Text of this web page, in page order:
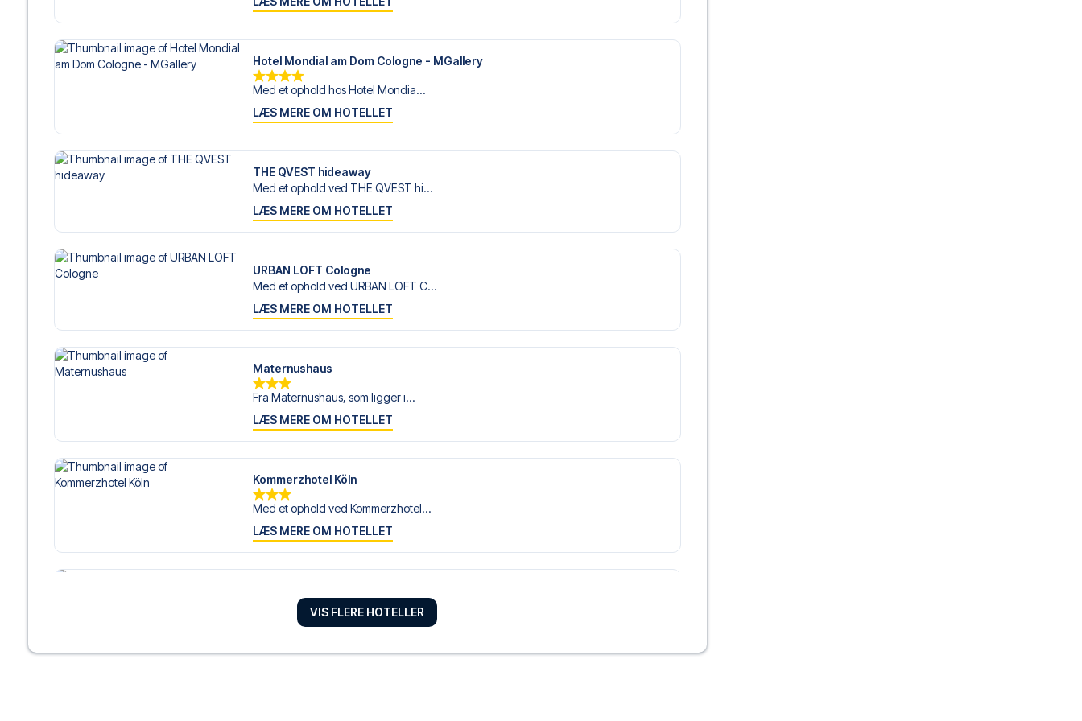
Hotel Mondial am Dom Cologne - MGallery
Med et ophold hos Hotel Mondia...
LÆS MERE OM HOTELLET
THE QVEST hideaway
Med et ophold ved THE QVEST hi...
LÆS MERE OM HOTELLET
URBAN LOFT Cologne
Med et ophold ved URBAN LOFT C...
LÆS MERE OM HOTELLET
Maternushaus
Fra Maternushaus, som ligger i...
LÆS MERE OM HOTELLET
Kommerzhotel Köln
Med et ophold ved Kommerzhotel...
LÆS MERE OM HOTELLET
Hilton Cologne ligger i centru...
LÆS MERE OM HOTELLET
VIS FLERE HOTELLER